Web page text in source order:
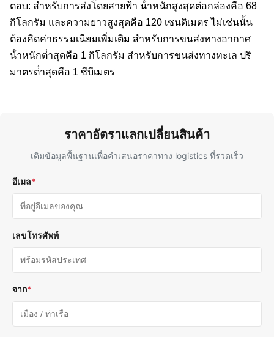
ตอบ: สําหรับการส่งโดยสายฟ้า น้ําหนักสูงสุดต่อกล่องคือ 68
กิโลกรัม และความยาวสูงสุดคือ 120 เซนติเมตร ไม่เช่นนั้น
ต้องคิดค่าธรรมเนียมเพิ่มเติม สําหรับการขนส่งทางอากาศ
น้ําหนักต่ําสุดคือ 1 กิโลกรัม สําหรับการขนส่งทางทะเล ปริ
มาตรต่ําสุดคือ 1 ซีบีเมตร
ราคาอัตราแลกเปลี่ยนสินค้า
เติมข้อมูลพื้นฐานเพื่อคําเสนอราคาทาง logistics ที่รวดเร็ว
อีเมล*
เลขโทรศัพท์
จาก*